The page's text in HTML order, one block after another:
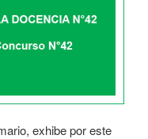
exhibe por este